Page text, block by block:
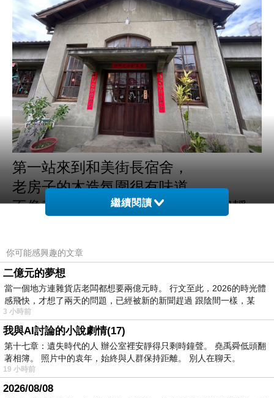
第一站來到和美街長宿舍，
老房子的木造氛圍很有味道，
不像熱門觀光景點但有種舒服與安靜。
繼續閱讀
你可能感興趣的文章
二億元的夢想
當一個地方連雜貨店老闆都想要兩億元時。 行文至此，2026的時光體
感飛快，才想了兩天的問題，已經被新的新聞趕過 跟陰間一樣，某
3 小時前
我與AI討論的小說劇情(17)
第十七章：遺失時代的人 辦公室裡安靜得只剩時鐘聲。 堯禹舜低頭翻
著相簿。 照片中的袁年，始終與人群保持距離。 別人在聊天。
19 小時前
2026/08/08